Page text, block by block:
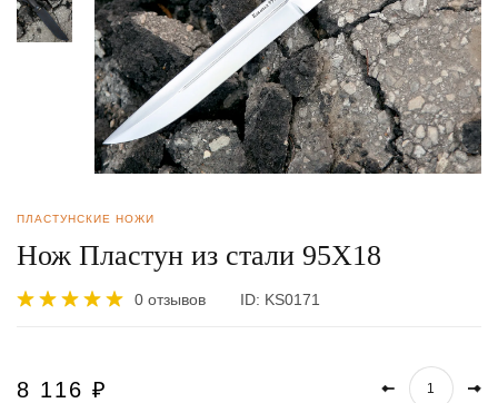
ПЛАСТУНСКИЕ НОЖИ
Нож Пластун из стали 95Х18
0 отзывов ID: KS0171
8 116 ₽